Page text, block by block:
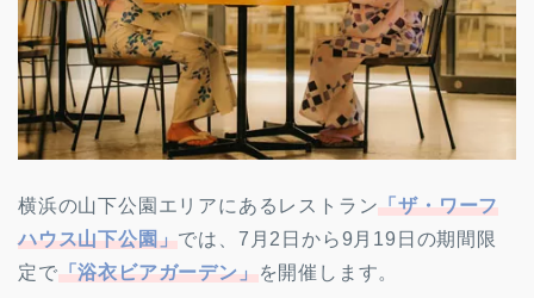
横浜の山下公園エリアにあるレストラン 「ザ・ワーフ
ハウス山下公園」 では、7月2日から9月19日の期間限
定で 「浴衣ビアガーデン」 を開催します。